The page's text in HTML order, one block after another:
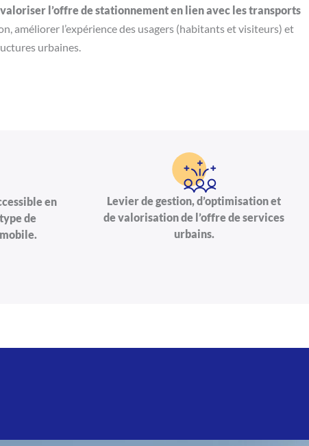
valoriser l’offre de stationnement en lien avec les transports
améliorer l’expérience des usagers (habitants et visiteurs) et
urbaines.
en
de
Levier de gestion, d’optimisation et
de valorisation de l’offre de services
urbains.